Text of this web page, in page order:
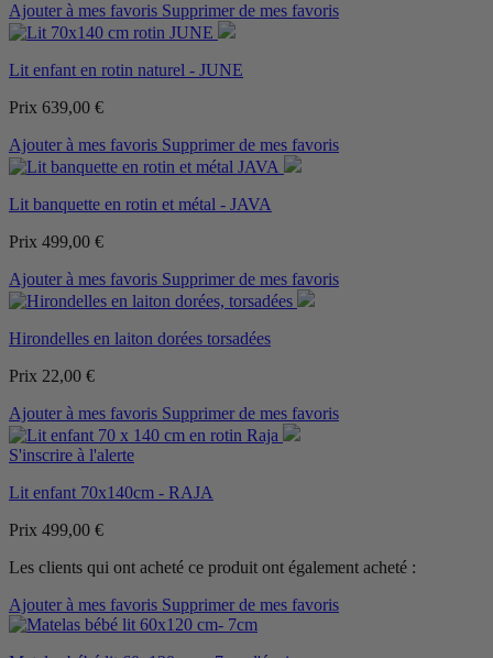
Ajouter à mes favoris Supprimer de mes favoris
Lit enfant en rotin naturel - JUNE
Prix 639,00 €
Ajouter à mes favoris Supprimer de mes favoris
Lit banquette en rotin et métal - JAVA
Prix 499,00 €
Ajouter à mes favoris Supprimer de mes favoris
Hirondelles en laiton dorées torsadées
Prix 22,00 €
Ajouter à mes favoris Supprimer de mes favoris
S'inscrire à l'alerte
Lit enfant 70x140cm - RAJA
Prix 499,00 €
Les clients qui ont acheté ce produit ont également acheté :
Ajouter à mes favoris Supprimer de mes favoris